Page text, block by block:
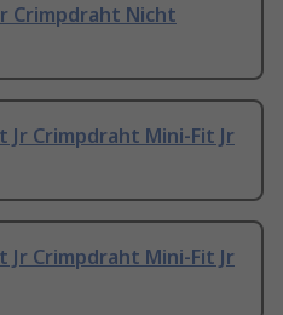
Crimpdraht Nicht
Jr Crimpdraht Mini-Fit Jr
Jr Crimpdraht Mini-Fit Jr